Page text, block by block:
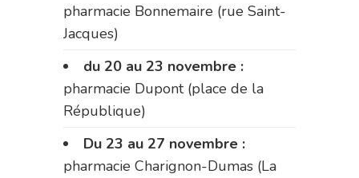
pharmacie Bonnemaire (rue Saint-
Jacques)
du 20 au 23 novembre :
pharmacie Dupont (place de la
République)
Du 23 au 27 novembre :
pharmacie Charignon-Dumas (La